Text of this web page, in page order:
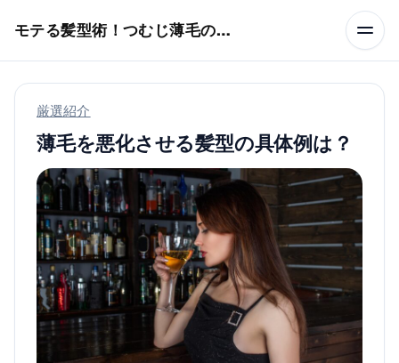
モテる髪型術！つむじ薄毛の隠し方
厳選紹介
薄毛を悪化させる髪型の具体例は？